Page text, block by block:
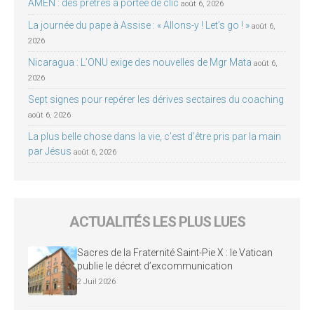
AMEN : des prêtres à portée de clic août 6, 2026
La journée du pape à Assise : « Allons-y ! Let’s go ! » août 6,
2026
Nicaragua : L’ONU exige des nouvelles de Mgr Mata août 6,
2026
Sept signes pour repérer les dérives sectaires du coaching
août 6, 2026
La plus belle chose dans la vie, c’est d’être pris par la main
par Jésus août 6, 2026
ACTUALITÉS LES PLUS LUES
Sacres de la Fraternité Saint-Pie X : le Vatican
publie le décret d’excommunication
2 Juil 2026